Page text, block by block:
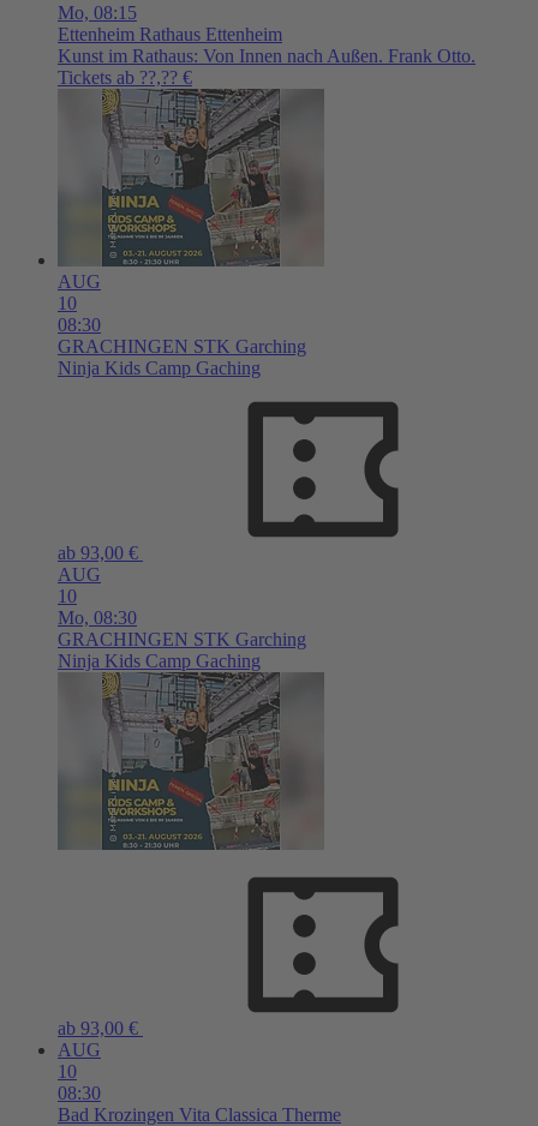
Mo, 08:15
Ettenheim Rathaus Ettenheim
Kunst im Rathaus: Von Innen nach Außen. Frank Otto.
Tickets ab ??,?? €
AUG
10
08:30
GRACHINGEN STK Garching
Ninja Kids Camp Gaching
ab 93,00 €
AUG
10
Mo, 08:30
GRACHINGEN STK Garching
Ninja Kids Camp Gaching
ab 93,00 €
AUG
10
08:30
Bad Krozingen Vita Classica Therme